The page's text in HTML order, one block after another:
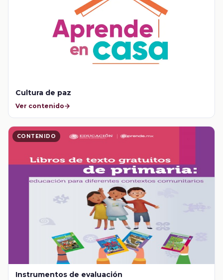
Cultura de paz
Ver contenido
CONTENIDO
Instrumentos de evaluación